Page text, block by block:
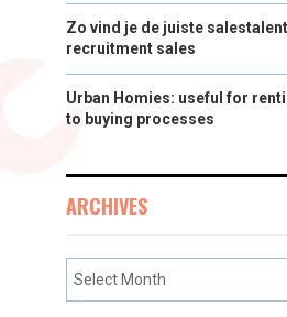
Zo vind je de juiste
recruitment sales
Urban Homies: useful for
to buying processes
ARCHIVES